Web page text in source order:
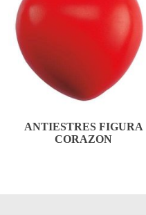
ANTIESTRES FIGURA
CORAZON